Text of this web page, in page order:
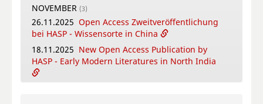
16.04.2026 Online-Book Launch: The
collaborative writing of: "Crafting Potency": A
metadisciplinary approach to Sowa Rigpa
14.04.2026 New Open Access Publication by
HASP - Patriotic Education Bases in China.
Modes of Citizen Formation Between
NOVEMBER (3)
26.11.2025 Open Access Zweitveröffentlichung
bei HASP - Wissensorte in China
18.11.2025 New Open Access Publication by
HASP - Early Modern Literatures in North India